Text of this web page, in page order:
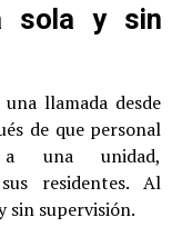
sola y sin
llamada desde
de que personal
a una unidad,
residentes. Al
sin supervisión.